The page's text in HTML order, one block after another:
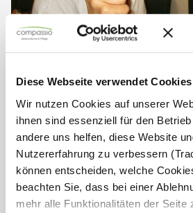
Diese Webseite verwendet Cookies
Wir nutzen Cookies auf unserer
ihnen sind essenziell für den
andere uns helfen, diese Website
Nutzererfahrung zu verbessern
können entscheiden, welche
beachten Sie, dass bei einer
mehr alle Funktionalitäten der Seite
Lebensfreude
Lachen, Musik und viele
der Wohnanlage Am Alten
sorgten die Clowns Polly Polka
mehreren Besuchen für
Lebensfreude. Mit Liedern, kleinen